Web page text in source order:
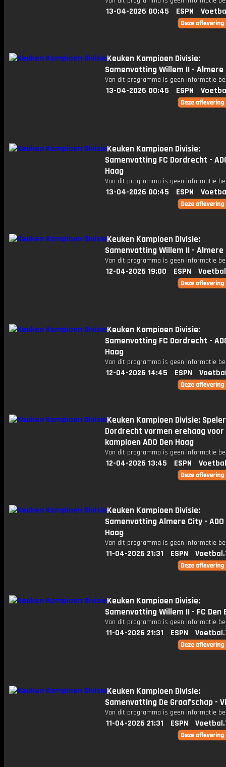
13-04-2026 00:45 ESPN
Keuken Kampioen Divisie:
Samenvatting Willem II - Almere
Van dit programma is geen informatie
13-04-2026 00:45 ESPN
Keuken Kampioen Divisie:
Samenvatting FC Dordrecht -
Haag
Van dit programma is geen informatie
13-04-2026 00:45 ESPN
Keuken Kampioen Divisie:
Samenvatting Willem II - Almere
Van dit programma is geen informatie
12-04-2026 19:00 ESPN
Keuken Kampioen Divisie:
Samenvatting FC Dordrecht -
Haag
Van dit programma is geen informatie
12-04-2026 14:45 ESPN
Keuken Kampioen Divisie:
Dordrecht vormen erehaag voor
kampioen ADO Den Haag
Van dit programma is geen informatie
12-04-2026 13:45 ESPN
Keuken Kampioen Divisie:
Samenvatting Almere City - ADO
Haag
Van dit programma is geen informatie
11-04-2026 21:31 ESPN
Keuken Kampioen Divisie:
Samenvatting Willem II - FC Den
Van dit programma is geen informatie
11-04-2026 21:31 ESPN
Keuken Kampioen Divisie:
Samenvatting De Graafschap -
Van dit programma is geen informatie
11-04-2026 21:31 ESPN